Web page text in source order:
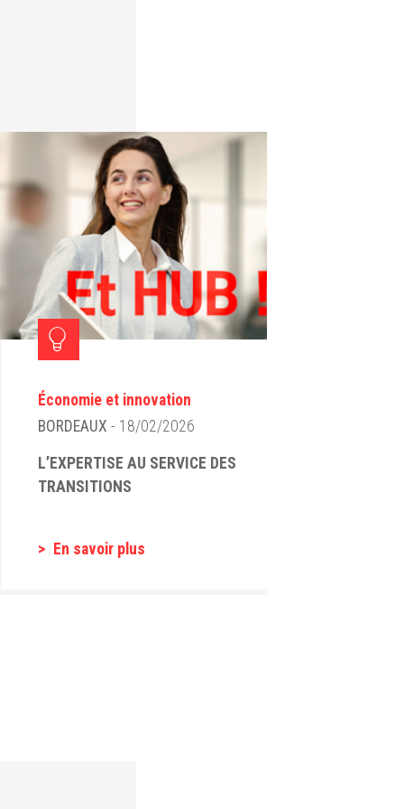
Économie et innovation
BORDEAUX - 18/02/2026
L’EXPERTISE AU SERVICE DES
TRANSITIONS
En savoir plus